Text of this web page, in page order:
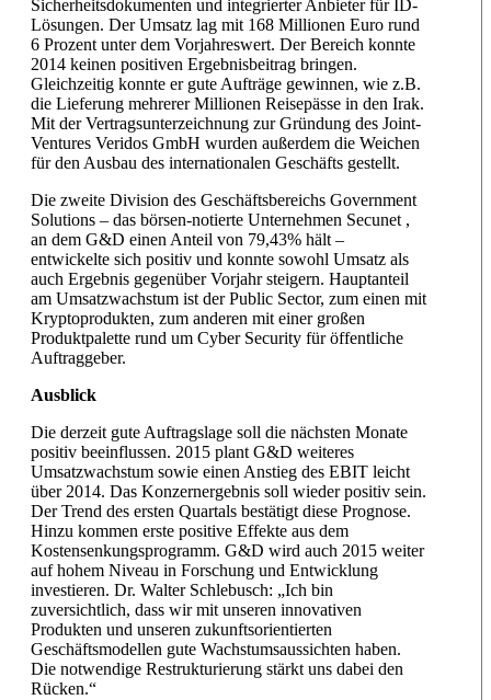
Sicherheitsdokumenten und integrierter Anbieter für ID-
Lösungen. Der Umsatz lag mit 168 Millionen Euro rund
6 Prozent unter dem Vorjahreswert. Der Bereich konnte
2014 keinen positiven Ergebnisbeitrag bringen.
Gleichzeitig konnte er gute Aufträge gewinnen, wie z.B.
die Lieferung mehrerer Millionen Reisepässe in den Irak.
Mit der Vertragsunterzeichnung zur Gründung des Joint-
Ventures Veridos GmbH wurden außerdem die Weichen
für den Ausbau des internationalen Geschäfts gestellt.
Die zweite Division des Geschäftsbereichs Government
Solutions – das börsen-notierte Unternehmen Secunet ,
an dem G&D einen Anteil von 79,43% hält –
entwickelte sich positiv und konnte sowohl Umsatz als
auch Ergebnis gegenüber Vorjahr steigern. Hauptanteil
am Umsatzwachstum ist der Public Sector, zum einen mit
Kryptoprodukten, zum anderen mit einer großen
Produktpalette rund um Cyber Security für öffentliche
Auftraggeber.
Ausblick
Die derzeit gute Auftragslage soll die nächsten Monate
positiv beeinflussen. 2015 plant G&D weiteres
Umsatzwachstum sowie einen Anstieg des EBIT leicht
über 2014. Das Konzernergebnis soll wieder positiv sein.
Der Trend des ersten Quartals bestätigt diese Prognose.
Hinzu kommen erste positive Effekte aus dem
Kostensenkungsprogramm. G&D wird auch 2015 weiter
auf hohem Niveau in Forschung und Entwicklung
investieren. Dr. Walter Schlebusch: „Ich bin
zuversichtlich, dass wir mit unseren innovativen
Produkten und unseren zukunftsorientierten
Geschäftsmodellen gute Wachstumsaussichten haben.
Die notwendige Restrukturierung stärkt uns dabei den
Rücken.“